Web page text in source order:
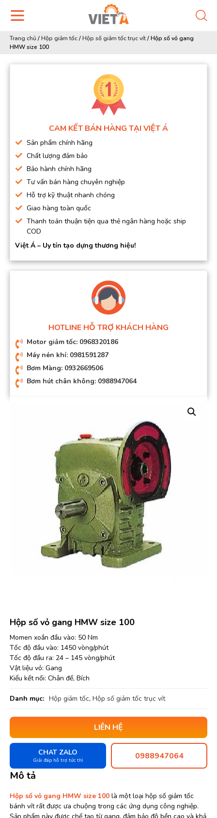
Trang chủ /Hộp giảm tốc/Hộp số giảm tốc trục vít/Hộp số vỏ gang
HMW size 100
CAM KẾT BÁN HÀNG TẠI VIỆT Á
Sản phẩm chính hãng
Chất lượng đảm bảo
Bảo hành chính hãng
Tư vấn bán hàng chuyên nghiệp
Hỗ trợ kỹ thuật nhanh chóng
Giao hàng toàn quốc
Thanh toán thuận tiện qua thẻ ngân hàng hoặc ship
COD
Việt Á – Uy tín tạo dựng thương hiệu!
HOTLINE HỖ TRỢ KHÁCH HÀNG
Motor giảm tốc: 0968320186
Máy nén khí: 0981591287
Bơm Màng: 0932669506
Bơm hút chân không: 0988947064
Hộp số vỏ gang HMW size 100
Momen xoắn đầu vào: 50 Nm
Tốc độ đầu vào: 1450 vòng/phút
Tốc độ đầu ra: 24 – 145 vòng/phút
Vật liệu vỏ: Gang
Kiểu kết nối: Chân đế, Bích
Danh mục: Hộp giảm tốc, Hộp số giảm tốc trục vít
LIÊN HỆ
CHAT ZALO
Giải đáp hỗ trợ tức thì 0988947064
Mô tả
Hộp số vỏ gang HMW size 100 là một loại hộp số giảm tốc
bánh vít rất được ưa chuộng trong các ứng dụng công nghiệp.